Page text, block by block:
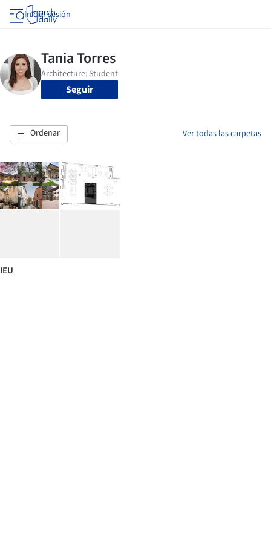
Iniciar sesión
Seguir
Ordenar Ver todas las carpetas
IEU